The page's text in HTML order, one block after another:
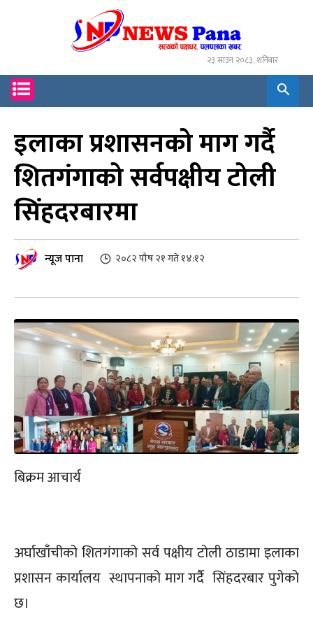
२३ साउन २०८३, शनिबार
इलाका प्रशासनको माग गर्दै
शितगंगाको सर्वपक्षीय टोली
सिंहदरबारमा
न्यूज पाना २०८२ पौष २१ गते १४:१२
बिक्रम आचार्य
अर्घाखाँचीको शितगंगाको सर्व पक्षीय टोली ठाडामा इलाका
प्रशासन कार्यालय स्थापनाको माग गर्दै सिंहदरबार पुगेको
छ।